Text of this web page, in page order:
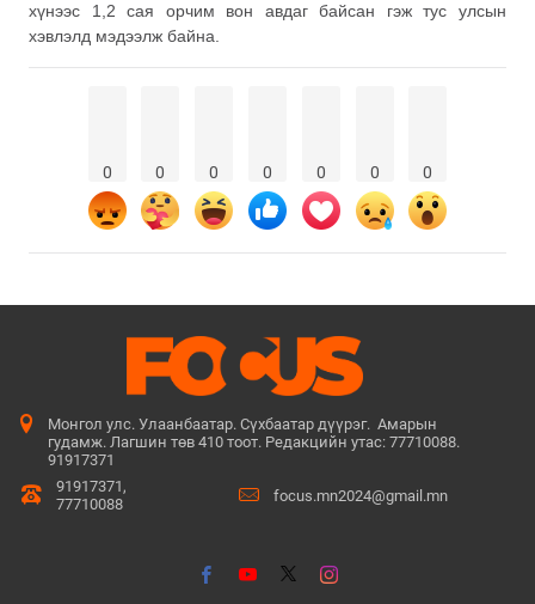
хүнээс 1,2 сая орчим вон авдаг байсан гэж тус улсын
хэвлэлд мэдээлж байна.
0 0 0 0 0 0 0
Монгол улс. Улаанбаатар. Сүхбаатар дүүрэг. Амарын
гудамж. Лагшин төв 410 тоот. Редакцийн утас: 77710088.
91917371
91917371,
77710088
focus.mn2024@gmail.mn